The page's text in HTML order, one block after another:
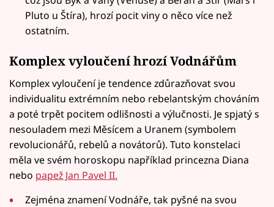
Pluto u Štíra), hrozí pocit viny o něco více než
ostatním.
Komplex vyloučení hrozí Vodnářům
Komplex vyloučení je tendence zdůrazňovat svou
individualitu extrémním nebo rebelantským chováním
a poté trpět pocitem odlišnosti a výlučnosti. Je spjatý s
nesouladem mezi Měsícem a Uranem (symbolem
revolucionářů, rebelů a novátorů). Tuto konstelaci
měla ve svém horoskopu například princezna Diana
nebo papež Jan Pavel II.
Zejména znamení Vodnáře, tak pyšné na svou